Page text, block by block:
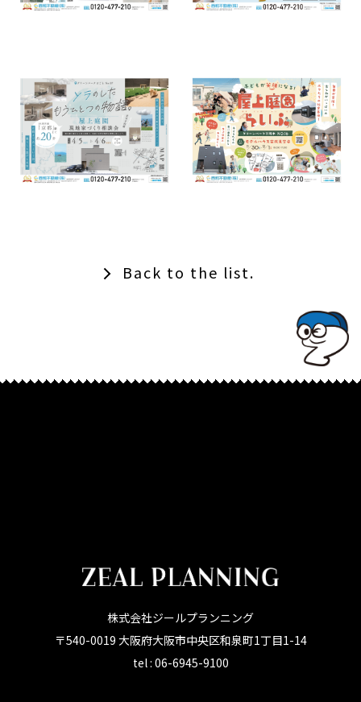
Back to the list.
株式会社ジールプランニング
〒540-0019 大阪府大阪市中央区和泉町1丁目1-14
tel : 06-6945-9100